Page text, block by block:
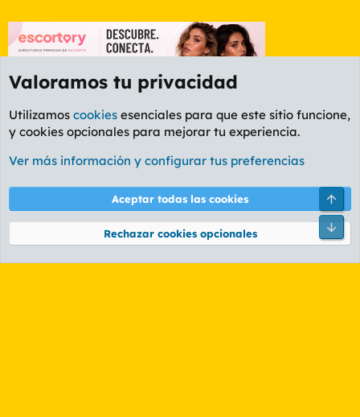
Etiquetas
Cookies
PL OLDSTYLE AMARILLO
Términos y reglas Política de privacidad Ayuda
Community platform by XenForo® © 2010-2026 XenForo Ltd.
Valoramos tu privacidad
Utilizamos cookies esenciales para que este sitio funcione,
y cookies opcionales para mejorar tu experiencia.
Ver más información y configurar tus preferencias
Aceptar todas las cookies
Rechazar cookies opcionales
Pie